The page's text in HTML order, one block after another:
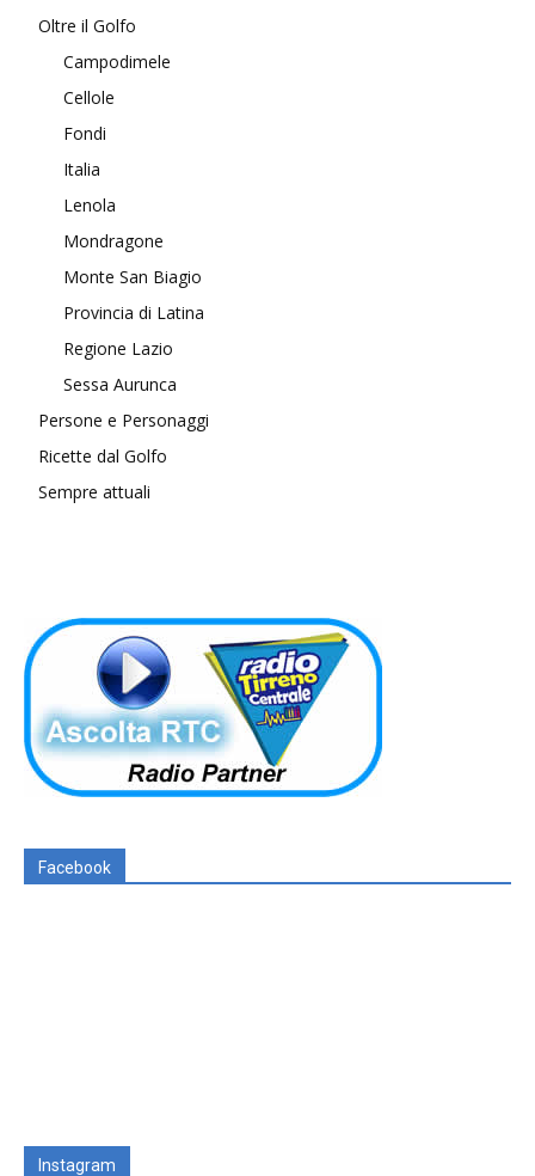
Oltre il Golfo
Campodimele
Cellole
Fondi
Italia
Lenola
Mondragone
Monte San Biagio
Provincia di Latina
Regione Lazio
Sessa Aurunca
Persone e Personaggi
Ricette dal Golfo
Sempre attuali
Facebook
Instagram